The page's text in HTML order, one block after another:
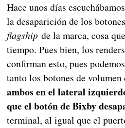
Hace unos días
la desaparición de los
flagshipde la marca, cosa
tiempo. Pues bien, los
confirman esto, pues
tanto los botones de
ambos en el lateral
que el botón de Bixby
terminal, al igual que el